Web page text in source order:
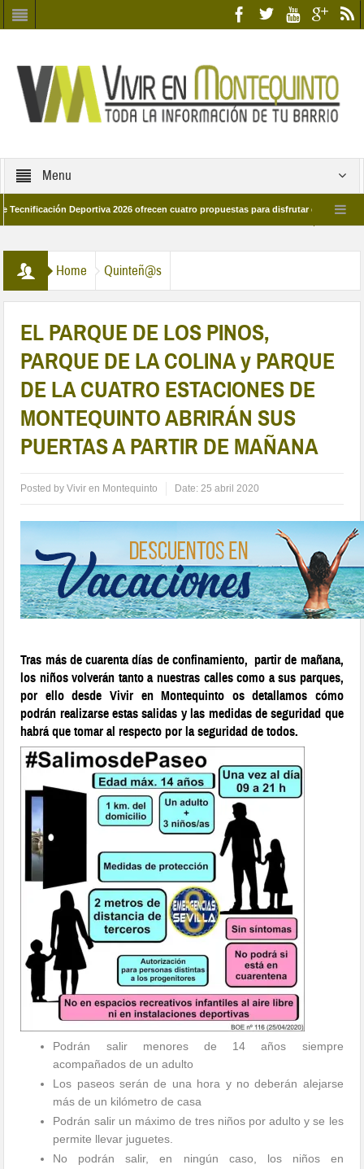
Menu
Deportiva 2026 ofrecen cuatro propuestas para disfrutar del deporte este
Home Quinteñ@s
EL PARQUE DE LOS PINOS,
PARQUE DE LA COLINA y PARQUE
DE LA CUATRO ESTACIONES DE
MONTEQUINTO ABRIRÁN SUS
PUERTAS A PARTIR DE MAÑANA
Posted byVivir en Montequinto Date:25 abril 2020
Tras más de cuarenta días de confinamiento, partir de mañana,
los niños volverán tanto a nuestras calles como a sus parques,
por ello desde Vivir en Montequinto os detallamos cómo
podrán realizarse estas salidas y las medidas de seguridad que
habrá que tomar al respecto por la seguridad de todos.
Podrán salir menores de 14 años siempre
acompañados de un adulto
Los paseos serán de una hora y no deberán alejarse
más de un kilómetro de casa
Podrán salir un máximo de tres niños por adulto y se les
permite llevar juguetes.
No podrán salir, en ningún caso, los niños en